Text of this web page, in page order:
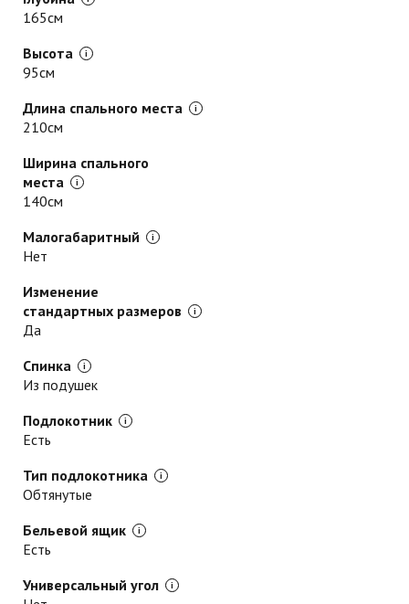
165см
Высота
95см
Длина спального места
210см
Ширина спального
места
140см
Малогабаритный
Нет
Изменение
стандартных размеров
Да
Спинка
Из подушек
Подлокотник
Есть
Тип подлокотника
Обтянутые
Бельевой ящик
Есть
Универсальный угол